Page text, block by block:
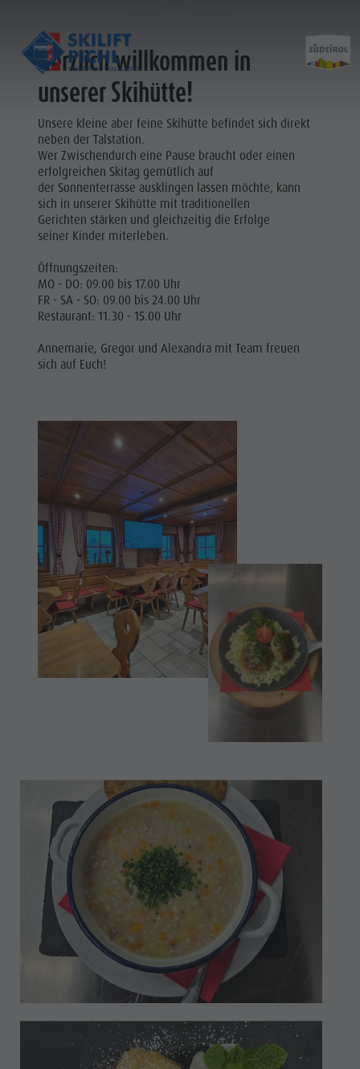
Öffnungszeiten
Preise
Partner
Kontakt
Geschichte
Baufortschritt
Herzlich willkommen in
unserer Skihütte!
Unsere kleine aber feine Skihütte befindet sich direkt
neben der Talstation.
Wer Zwischendurch eine Pause braucht oder einen
erfolgreichen Skitag gemütlich auf
der Sonnenterrasse ausklingen lassen möchte, kann
sich in unserer Skihütte mit traditionellen
Gerichten stärken und gleichzeitig die Erfolge
seiner Kinder miterleben.
Öffnungszeiten:
MO - DO: 09.00 bis 17.00 Uhr
FR - SA - SO: 09.00 bis 24.00 Uhr
Restaurant: 11.30 - 15.00 Uhr
Annemarie, Gregor und Alexandra mit Team freuen
sich auf Euch!